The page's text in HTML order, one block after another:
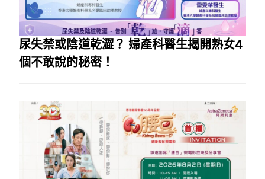
尿失禁或陰道乾澀？ 婦產科醫生揭開熟女4
個不敢說的秘密！